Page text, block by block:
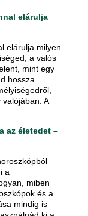
elárulja
elárulja milyen
a valós
mint egy
hossza
A
az életedet –
a
miben
és a
mindig is